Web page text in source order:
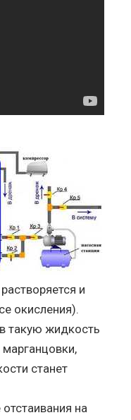
и
окисления).
такую жидкость
станет
на